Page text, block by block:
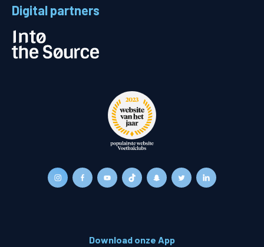
Digital partners
Download onze App